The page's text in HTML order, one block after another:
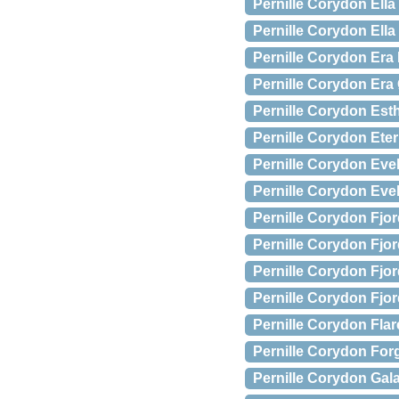
Pernille Corydon
Pernille Corydon
Pernille Corydon
Pernille Corydon
Pernille Corydon
Pernille Corydon
Pernille Corydon
Pernille Corydon
Pernille Corydon
Pernille Corydon
Pernille Corydon
Pernille Corydon
Pernille Corydon
Pernille Corydon
Pernille Corydon